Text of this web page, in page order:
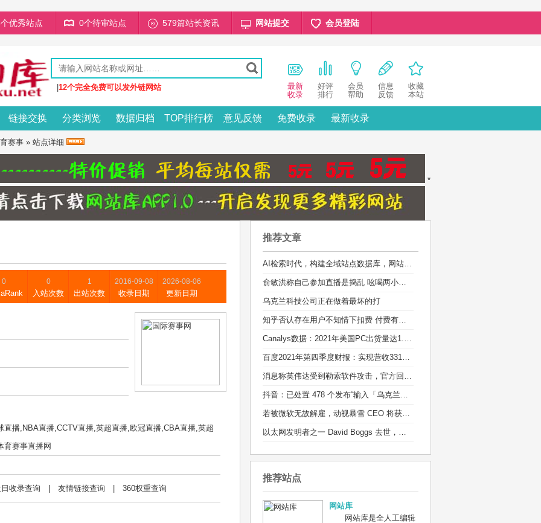
优秀站点 0个待审站点 579篇站长资讯 网站提交 会员登陆
12个完全免费可以发外链网站
最新
收录
好评
排行
会员
帮助
信息
反馈
收藏
本站
链接交换 分类浏览 数据归档 TOP排行榜 意见反馈 免费收录 最新收录
赛事 » 站点详细
*
0 0
入站次数
1
出站次数
2016-09-08
收录日期
2026-08-06
更新日期
播,NBA直播,CCTV直播,英超直播,欧冠直播,CBA直播,英超
育赛事直播网
收录查询 友情链接查询 360权重查询
推荐文章
AI检索时代，构建全域站点数据库，网站库上线运营
俞敏洪称自己参加直播是捣乱 吆喝两小时销售额100多万
乌克兰科技公司正在做着最坏的打
知乎否认存在用户不知情下扣费 付费有标准的通知流程
Canalys数据：2021年美国PC出货量达1.35亿台
百度2021年第四季度财报：实现营收331亿元
消息称英伟达受到勒索软件攻击，官方回应：正在调查
抖音：已处置 478 个发布“输入「乌克兰」有爆炸特效”等不实信息的违规账号
若被微软无故解雇，动视暴雪 CEO 将获得近 1 亿元离职补偿
以太网发明者之一 David Boggs 去世，享年 71 岁：他的成果造福了全球用户
推荐站点
网站库
网站库是全人工编辑